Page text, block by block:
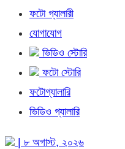
ফটো গ্যালারী
যোগাযোগ
ভিডিও স্টোরি
ফটো স্টোরি
ফটোগ্যালারি
ভিডিও গ্যালারি
| ৮ অগাস্ট, ২০২৬